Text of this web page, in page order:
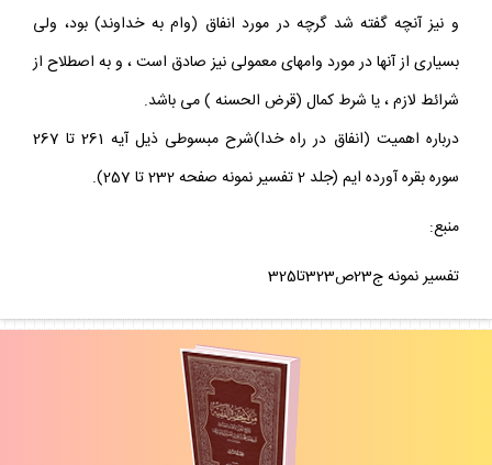
و نيز آنچه گفته شد گرچه در مورد انفاق (وام به خداوند) بود، ولى
بسيارى از آنها در مورد وامهاى معمولى نيز صادق است ، و به اصطلاح از
شرائط لازم ، يا شرط كمال (قرض الحسنه ) مى باشد.
درباره اهميت (انفاق در راه خدا)شرح مبسوطى ذيل آيه 261 تا 267
سوره بقره آورده ايم (جلد 2 تفسير نمونه صفحه 232 تا 257).
منبع:
تفسير نمونه ج23ص323تا325